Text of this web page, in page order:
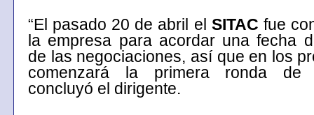
“El pasado 20 de abril el SITAC fue
la empresa para acordar una fecha
de las negociaciones, así que en los
comenzará la primera ronda de
concluyó el dirigente.